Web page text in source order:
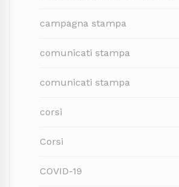
campagna stampa
comunicati stampa
comunicati stampa
corsi
Corsi
COVID-19